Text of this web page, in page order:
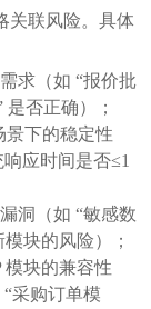
关联风险。具体
求（如 “报价批
否正确）；
景下的稳定性
响应时间是否≤1
洞（如 “敏感数
块的风险）；
模块的兼容性
“采购订单模